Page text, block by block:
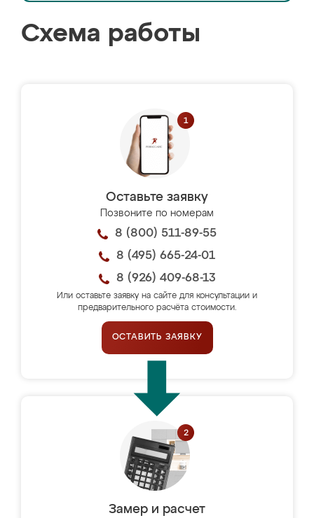
Схема работы
Оставьте заявку
Позвоните по номерам
8 (800) 511-89-55
8 (495) 665-24-01
8 (926) 409-68-13
Или оставьте заявку на сайте для консультации и
предварительного расчёта стоимости.
ОСТАВИТЬ ЗАЯВКУ
Замер и расчет